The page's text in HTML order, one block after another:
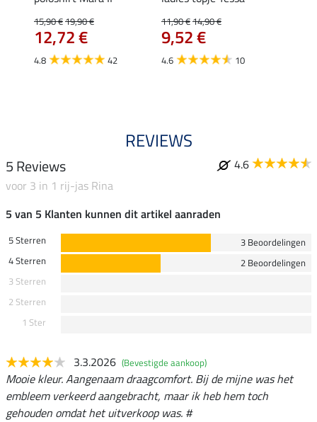
15,90 €19,90 €
12,72 €
4.8 42
11,90 €14,90 €
9,52 €
4.6 10
REVIEWS
5 Reviews
4.6
voor 3 in 1 rij-jas Rina
5 van 5 Klanten kunnen dit artikel aanraden
5 Sterren
3 Beoordelingen
4 Sterren
2 Beoordelingen
3 Sterren
2 Sterren
1 Ster
3.3.2026 (Bevestigde aankoop)
Mooie kleur. Aangenaam draagcomfort. Bij de mijne was het
embleem verkeerd aangebracht, maar ik heb hem toch
gehouden omdat het uitverkoop was. #